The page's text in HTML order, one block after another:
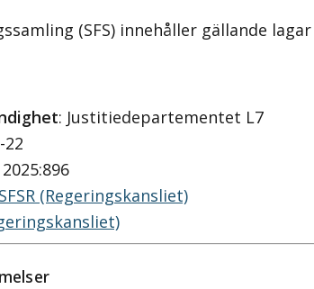
(SFS) innehåller gällande
: Justitiedepartementet L7
22
SFSR (Regeringskansliet)